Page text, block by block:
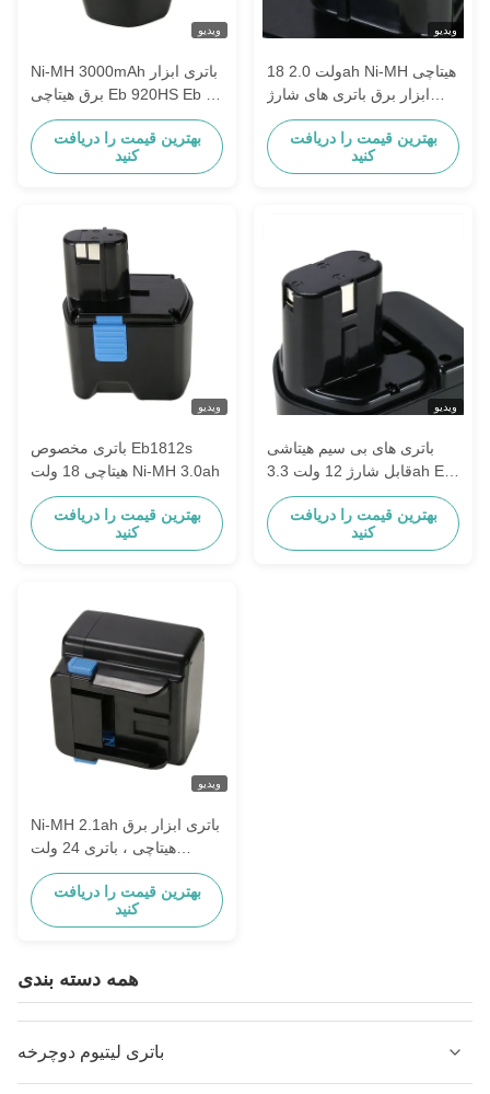
ویدیو
Ni-MH 3000mAh باتری ابزار
برق هیتاچی Eb 920HS Eb 9h
Eb 926h
بهترین قیمت را دریافت
کنید
ویدیو
18 ولت 2.0ah Ni-MH هیتاچی
ابزار برق باتری های شارژ
مجدد Eb1812s
بهترین قیمت را دریافت
کنید
ویدیو
باتری مخصوص Eb1812s
هیتاچی 18 ولت Ni-MH 3.0ah
بهترین قیمت را دریافت
کنید
ویدیو
باتری های بی سیم هیتاشی
قابل شارژ 12 ولت 3.3ah Eb
1212s Eb 1214L Eb 1220bl
بهترین قیمت را دریافت
کنید
ویدیو
Ni-MH 2.1ah باتری ابزار برق
هیتاچی ، باتری 24 ولت
هیتاچی Eb2420 Eb2430ha
بهترین قیمت را دریافت
کنید
همه دسته بندی
باتری لیتیوم دوچرخه